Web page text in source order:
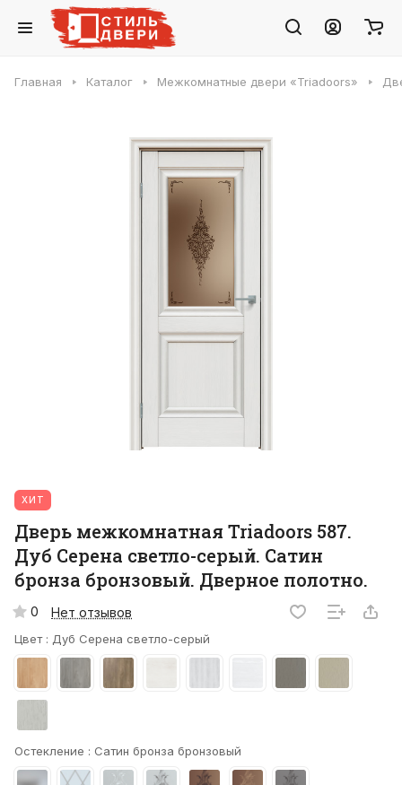
Главная Каталог Межкомнатные двери «Triadoors»
ХИТ
Дверь межкомнатная Triadoors 587.
Дуб Серена светло-серый. Сатин
бронза бронзовый. Дверное полотно.
0 Нет отзывов
Цвет : Дуб Серена светло-серый
Остекление : Сатин бронза бронзовый